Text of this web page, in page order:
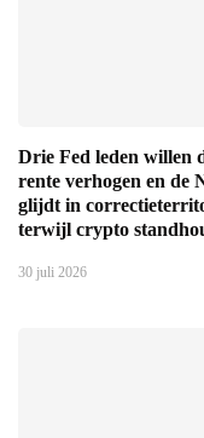
Drie Fed leden willen
rente verhogen en de
glijdt in
terwijl crypto
30 juli 2026